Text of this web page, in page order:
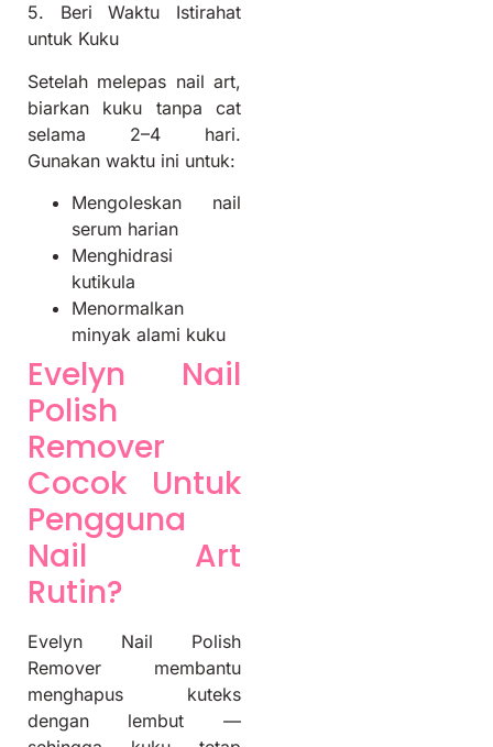
5. Beri Waktu Istirahat
untuk Kuku
Setelah melepas nail art,
biarkan kuku tanpa cat
selama 2–4 hari.
Gunakan waktu ini untuk:
Mengoleskan nail
serum harian
Menghidrasi
kutikula
Menormalkan
minyak alami kuku
Evelyn Nail
Polish
Remover
Cocok Untuk
Pengguna
Nail Art
Rutin?
Evelyn Nail Polish
Remover membantu
menghapus kuteks
dengan lembut —